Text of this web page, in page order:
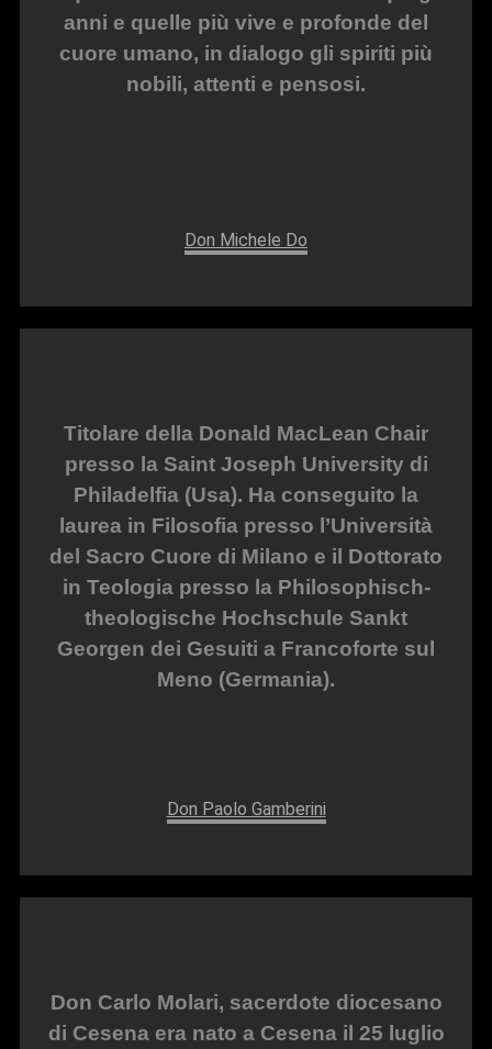
anni e quelle più vive e profonde del
cuore umano, in dialogo gli spiriti più
nobili, attenti e pensosi.
Don Michele Do
Titolare della Donald MacLean Chair
presso la Saint Joseph University di
Philadelfia (Usa). Ha conseguito la
laurea in Filosofia presso l’Università
del Sacro Cuore di Milano e il Dottorato
in Teologia presso la Philosophisch-
theologische Hochschule Sankt
Georgen dei Gesuiti a Francoforte sul
Meno (Germania).
Don Paolo Gamberini
Don Carlo Molari, sacerdote diocesano
di Cesena era nato a Cesena il 25 luglio